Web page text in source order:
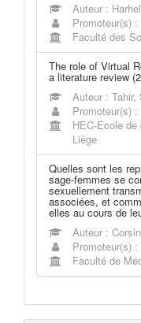
Auteur :
Promoteur(s)
Faculté des
The role of Virtual
a literature review
Auteur : Tahir,
Promoteur(s)
HEC-Ecole
Liège
Quelles sont les
sage-femmes se
sexuellement
associées, et
elles au cours de
Auteur :
Promoteur(s)
Faculté de